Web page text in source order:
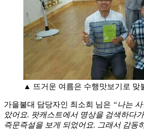
▲ 뜨거운 여름은 수행맛보기로 맞
가을불대 담당자인 최소희 님은 “나는
았어요. 팟캐스트에서 명상을 검색하다
즉문즉설을 보게 되었어요. 그래서 감동